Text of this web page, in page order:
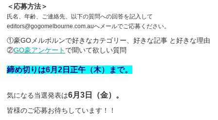
＜応募方法＞
氏名、年齢、ご連絡先、以下の質問への回答を記入して
editors@gogomelbourne.com.auへメールでご応募ください。
①豪GOメルボルンで好きなカテゴリー、好きな記事 と好きな理由
②GO豪アンケー ト で聞いて欲しい質問
締め切りは6月2日正午（木）まで。
気になる当選発表は6月3日（金）。
皆様のご応募お待ちしています！！